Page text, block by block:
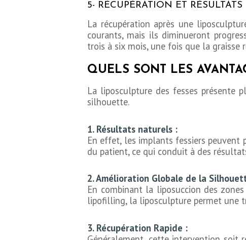
5- RÉCUPÉRATION ET RÉSULTATS
La récupération après une
courants, mais ils diminueront
trois à six mois, une fois que la graisse
QUELS SONT LES
La liposculpture des fesses présente
silhouette.
1. Résultats naturels :
En effet, les implants fessiers
du patient, ce qui conduit à des
2. Amélioration Globale de la
En combinant la liposuccion des
lipofilling, la liposculpture permet une
3. Récupération Rapide :